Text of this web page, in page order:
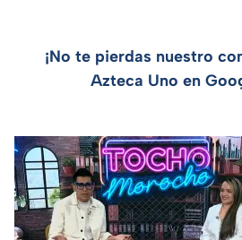
¡No te pierdas nuestro
Azteca Uno en